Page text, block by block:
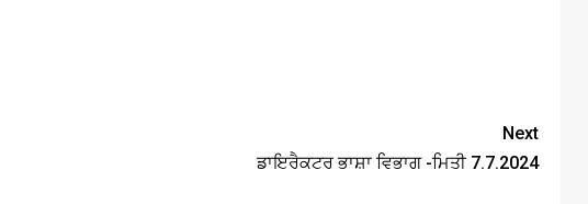
Next
ਡਾਇਰੈਕਟਰ ਭਾਸ਼ਾ ਵਿਭਾਗ -ਮਿਤੀ 7.7.2024